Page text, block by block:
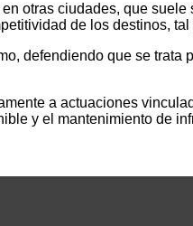
otras ciudades, que
de los destinos,
defendiendo que se
a actuaciones
y el mantenimiento de